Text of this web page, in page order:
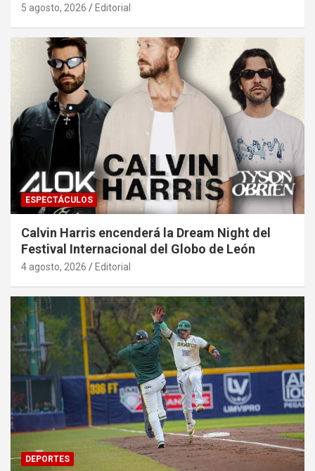
5 agosto, 2026 Editorial
ESPECTÁCULOS
Calvin Harris encenderá la Dream Night del
Festival Internacional del Globo de León
4 agosto, 2026 Editorial
DEPORTES